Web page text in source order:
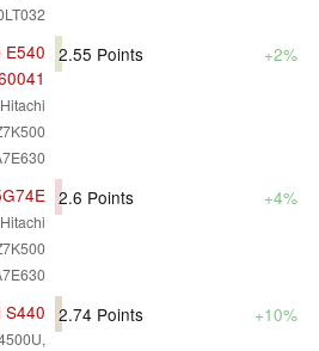
E540 2.55 Points +2%
2.6 Points +4%
S440 2.74 Points +10%